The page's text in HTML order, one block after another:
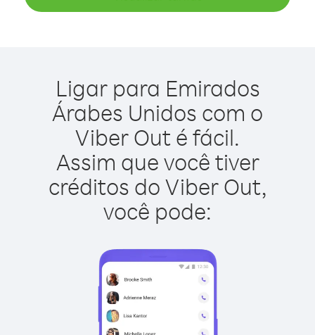
Ligar para Emirados
Árabes Unidos com o
Viber Out é fácil.
Assim que você tiver
créditos do Viber Out,
você pode: